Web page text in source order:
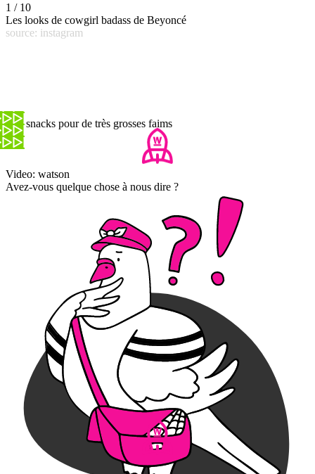
1 / 10
Les looks de cowgirl badass de Beyoncé
source: instagram
Des snacks pour de très grosses faims
Video: watson
Avez-vous quelque chose à nous dire ?